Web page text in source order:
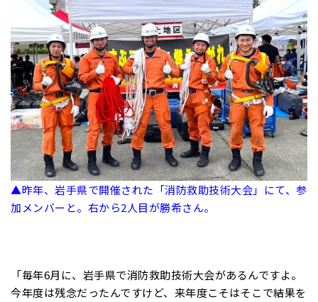
▲昨年、岩手県で開催された「消防救助技術大会」にて、参
加メンバーと。右から2人目が勝希さん。
「毎年6月に、岩手県で消防救助技術大会があるんですよ。
今年度は残念だったんですけど、来年度こそはそこで結果を